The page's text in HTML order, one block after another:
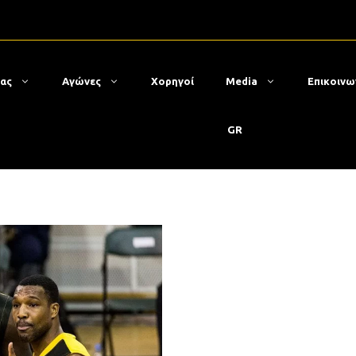
Αγώνες Χορηγοί Media
GR